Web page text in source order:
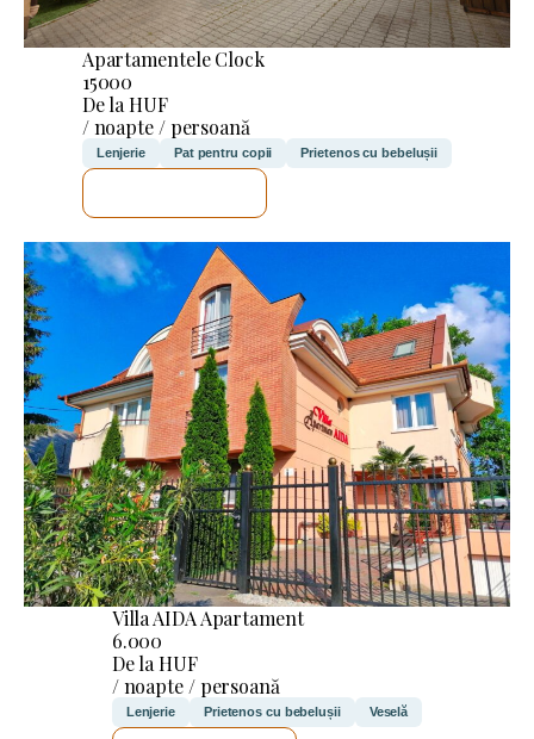
Apartamentele Clock
15000
De la HUF
/ noapte / persoană
Lenjerie Pat pentru copii Prietenos cu bebelușii
Villa AIDA Apartament
6.000
De la HUF
/ noapte / persoană
Lenjerie Prietenos cu bebelușii Veselă